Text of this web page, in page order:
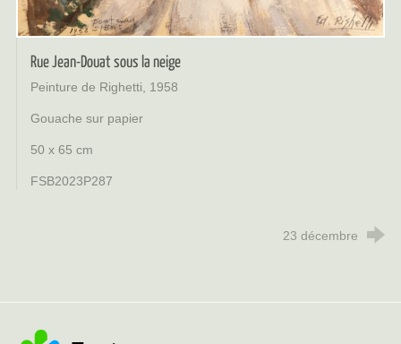
Rue Jean-Douat sous la neige
Peinture de Righetti, 1958
Gouache sur papier
50 x 65 cm
FSB2023P287
23 décembre
Ville de Fontenay-sous-Bois